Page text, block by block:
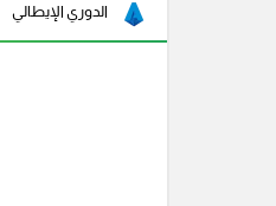
الدوري الإيطالي